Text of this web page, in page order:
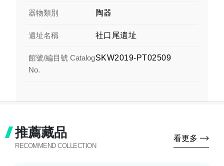
器物類別 陶器
遺址名稱 社口尾遺址
館號/編目號 Catalog
No.
SKW2019-PT02509
推薦藏品
RECOMMEND COLLECTION
看更多